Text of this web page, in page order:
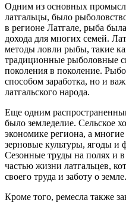
Одним из основных
латгальцы, было
в регионе Латгале, рыба
дохода для многих семей.
методы ловли рыбы, такие
традиционные рыболовные
поколения в поколение.
способом заработка, но и
латгальского народа.
Еще одним
было земледелие. Сельское
экономике региона, а
зерновые культуры, ягоды и
Сезонные труды на полях и
частью жизни латгальцев,
своего труда и заботу о земле.
Кроме того, ремесла также